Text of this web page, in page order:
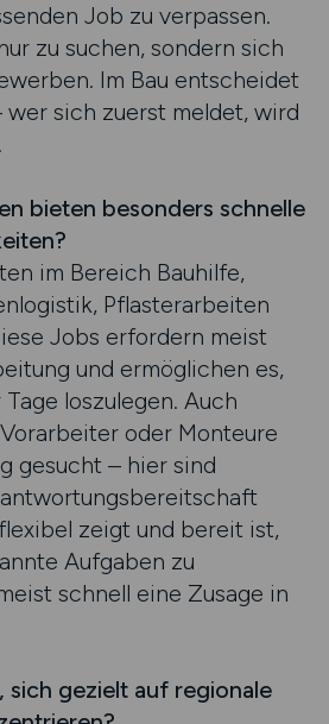
Job zu verpassen.
zu suchen, sondern sich
Im Bau entscheidet
sich zuerst meldet, wird
bieten besonders schnelle
im Bereich Bauhilfe,
Pflasterarbeiten
Jobs erfordern meist
und ermöglichen es,
loszulegen. Auch
oder Monteure
gesucht – hier sind
zeigt und bereit ist,
Aufgaben zu
schnell eine Zusage in
sich gezielt auf regionale